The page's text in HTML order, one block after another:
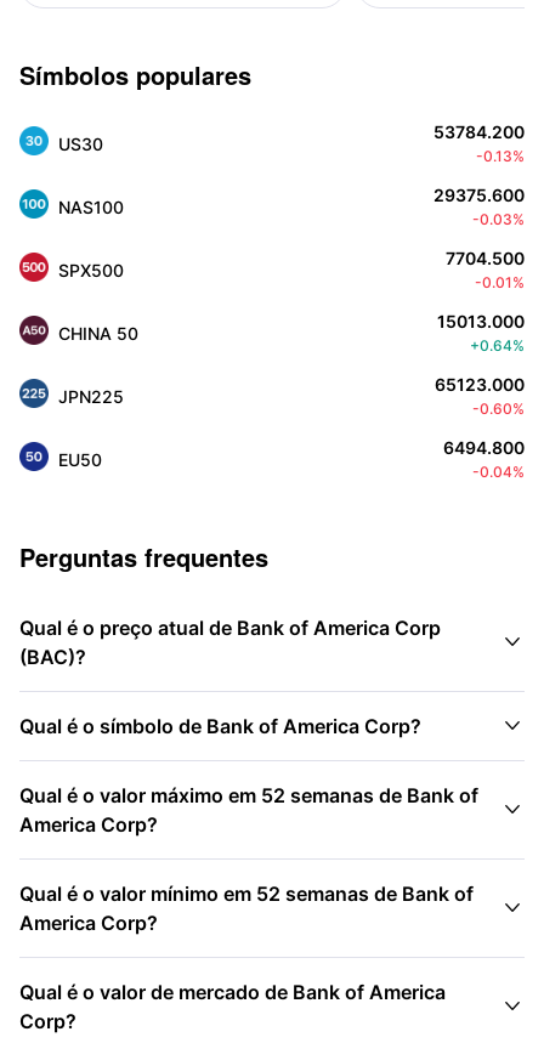
Símbolos populares
US30
53784.200
-0.13%
NAS100
29375.600
-0.03%
SPX500
7704.500
-0.01%
CHINA 50
15013.000
+0.64%
JPN225
65123.000
-0.60%
EU50
6494.800
-0.04%
Perguntas frequentes
Qual é o preço atual de Bank of America Corp
(BAC)?

Qual é o símbolo de Bank of America Corp? 
Qual é o valor máximo em 52 semanas de Bank of
America Corp?

Qual é o valor mínimo em 52 semanas de Bank of
America Corp?

Qual é o valor de mercado de Bank of America
Corp?
